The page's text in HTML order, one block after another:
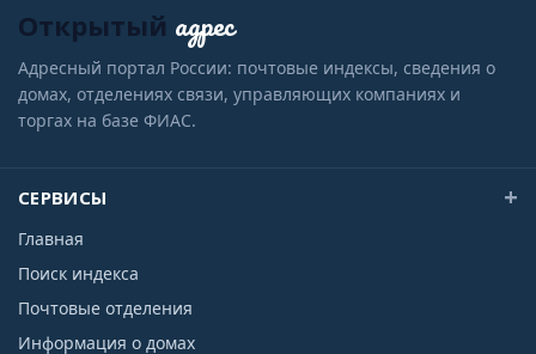
Открытый адрес
Адресный портал России: почтовые индексы, сведения о
домах, отделениях связи, управляющих компаниях и
торгах на базе ФИАС.
СЕРВИСЫ
Главная
Поиск индекса
Почтовые отделения
Информация о домах